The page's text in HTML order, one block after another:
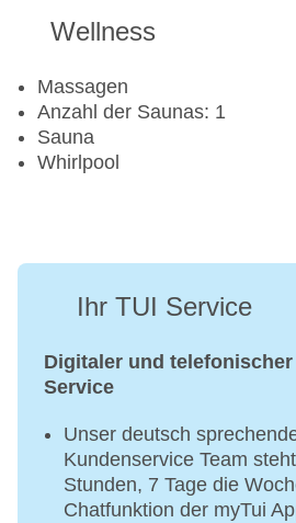
Wellness
Massagen
Anzahl der Saunas: 1
Sauna
Whirlpool
Ihr TUI Service
Digitaler und telefonischer
Service
Unser deutsch
Kundenservice Team
Stunden, 7 Tage die
Chatfunktion der myTui